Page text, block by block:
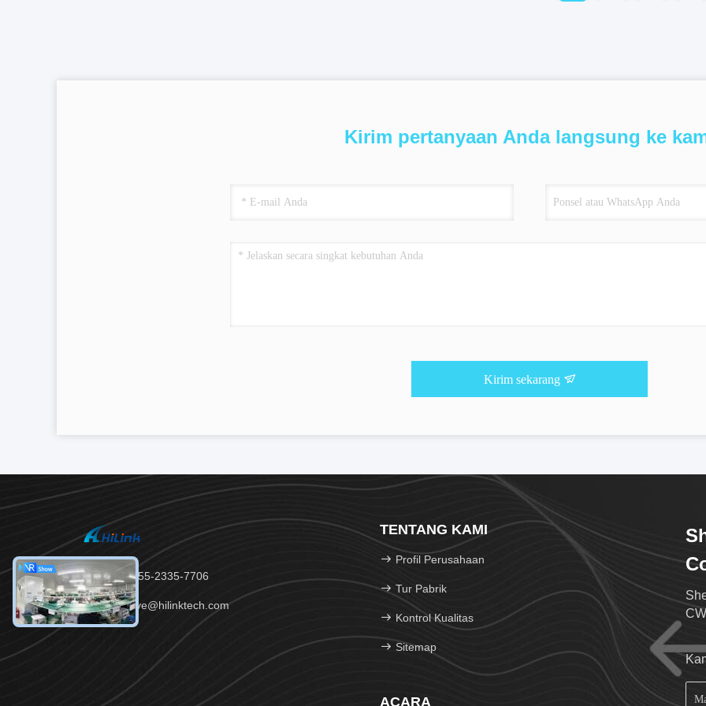
Kirim pertanyaan Anda langsung ke
Kirim sekarang
Telp：86-755-2335-7706
Surel：steve@hilinktech.com
TENTANG KAMI
Profil Perusahaan
Tur Pabrik
Kontrol Kualitas
Sitemap
ACARA